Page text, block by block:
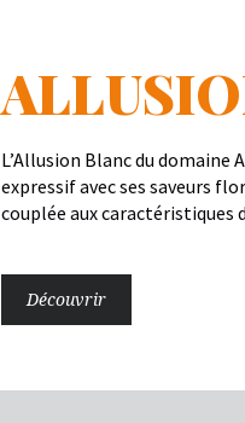
L’Allusion Blanc du
expressif avec ses saveurs
couplée aux caractéristiques
Découvrir